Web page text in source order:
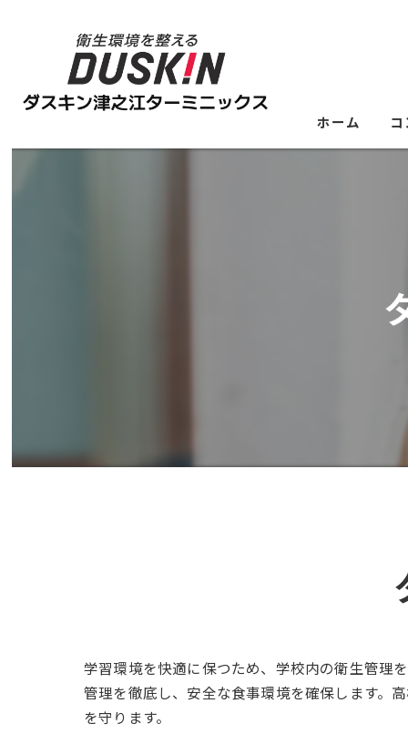
ホーム
学習環境を快適に保つため、学校内の衛生管理
管理を徹底し、安全な食事環境を確保します。
を守ります。